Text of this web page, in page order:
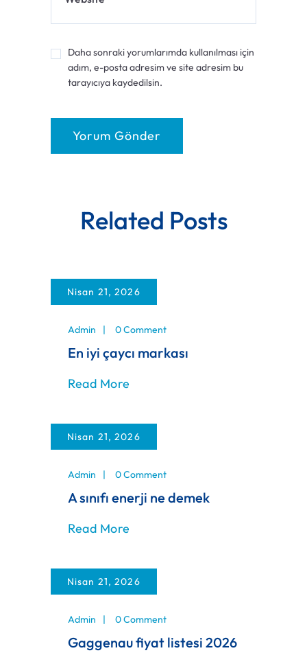
Daha sonraki yorumlarımda kullanılması için
adım, e-posta adresim ve site adresim bu
tarayıcıya kaydedilsin.
Related Posts
Nisan 21, 2026
Admin 0 Comment
En iyi çaycı markası
Read More
Nisan 21, 2026
Admin 0 Comment
A sınıfı enerji ne demek
Read More
Nisan 21, 2026
Admin 0 Comment
Gaggenau fiyat listesi 2026